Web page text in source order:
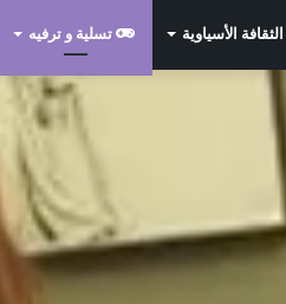
الثقافة الأسياوية تسلية و ترفيه